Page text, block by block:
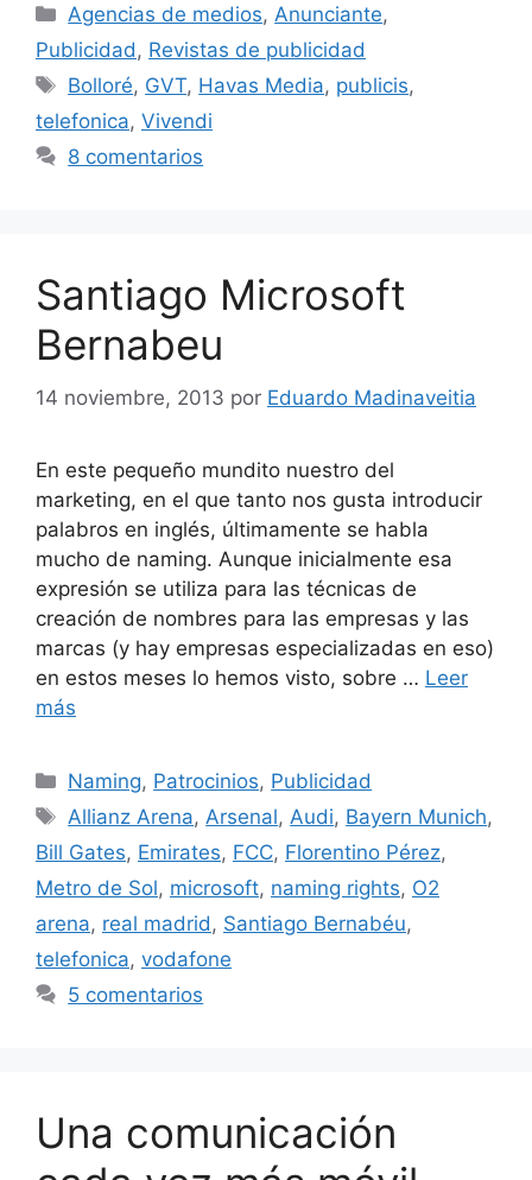
Categorías
Agencias de medios,Anunciante,
Publicidad, Revistas de publicidad
Etiquetas
Bolloré, GVT, Havas Media, publicis,
telefonica, Vivendi
8 comentarios
Santiago Microsoft
Bernabeu
14 noviembre, 2013 por Eduardo Madinaveitia
En este pequeño mundito nuestro del
marketing, en el que tanto nos gusta introducir
palabros en inglés, últimamente se habla
mucho de naming. Aunque inicialmente esa
expresión se utiliza para las técnicas de
creación de nombres para las empresas y las
marcas (y hay empresas especializadas en eso)
en estos meses lo hemos visto, sobre … Leer
más
Categorías
Naming, Patrocinios, Publicidad
Etiquetas
Allianz Arena, Arsenal, Audi, Bayern Munich,
Bill Gates, Emirates, FCC, Florentino Pérez,
Metro de Sol, microsoft, naming rights, O2
arena, real madrid , Santiago Bernabéu,
telefonica, vodafone
5 comentarios
Una comunicación